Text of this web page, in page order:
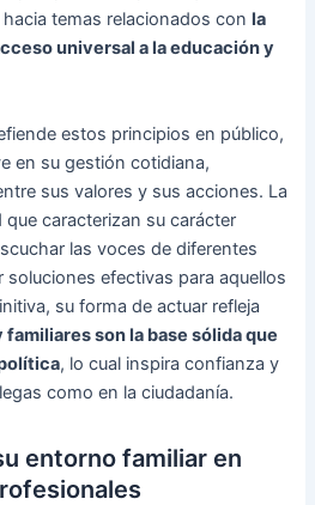
temas relacionados con la
universal a la educación y
estos principios en público,
en su gestión cotidiana,
sus valores y sus acciones. La
caracterizan su carácter
las voces de diferentes
efectivas para aquellos
su forma de actuar refleja
son la base sólida que
, lo cual inspira confianza y
como en la ciudadanía.
entorno familiar en